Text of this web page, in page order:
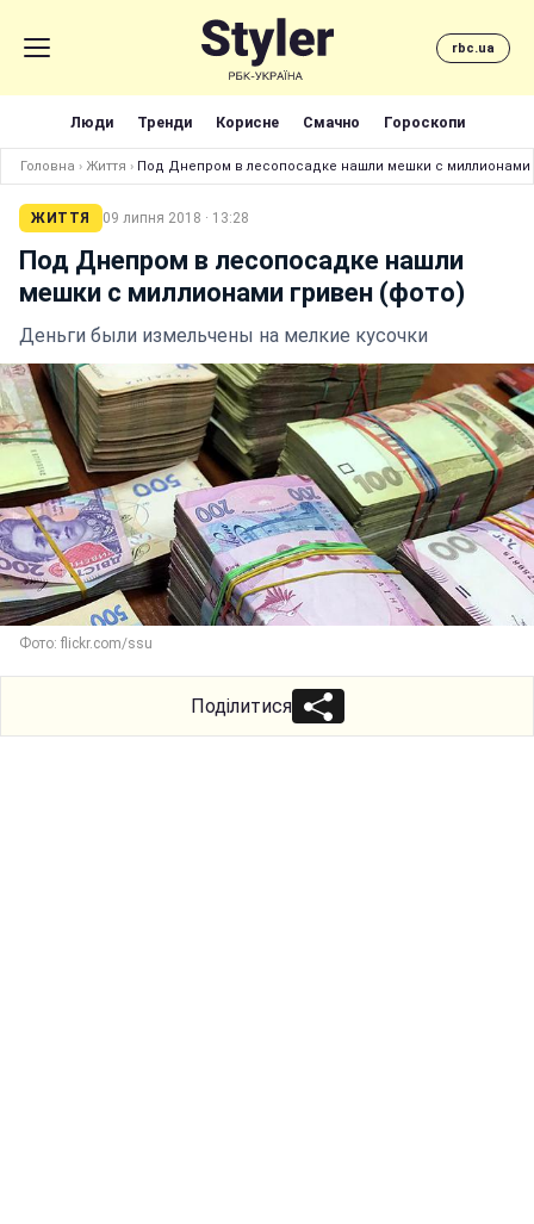
rbc.ua
Люди Тренди Корисне Смачно Гороскопи
Головна › Життя › Под Днепром в лесопосадке нашли мешки с миллионами
ЖИТТЯ 09 липня 2018 · 13:28
Под Днепром в лесопосадке нашли
мешки с миллионами гривен (фото)
Деньги были измельчены на мелкие кусочки
Фото: flickr.com/ssu
Поділитися